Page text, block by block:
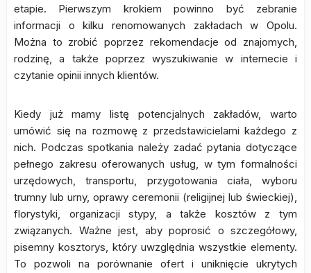
etapie. Pierwszym krokiem powinno być zebranie
informacji o kilku renomowanych zakładach w Opolu.
Można to zrobić poprzez rekomendacje od znajomych,
rodzinę, a także poprzez wyszukiwanie w internecie i
czytanie opinii innych klientów.
Kiedy już mamy listę potencjalnych zakładów, warto
umówić się na rozmowę z przedstawicielami każdego z
nich. Podczas spotkania należy zadać pytania dotyczące
pełnego zakresu oferowanych usług, w tym formalności
urzędowych, transportu, przygotowania ciała, wyboru
trumny lub urny, oprawy ceremonii (religijnej lub świeckiej),
florystyki, organizacji stypy, a także kosztów z tym
związanych. Ważne jest, aby poprosić o szczegółowy,
pisemny kosztorys, który uwzględnia wszystkie elementy.
To pozwoli na porównanie ofert i uniknięcie ukrytych